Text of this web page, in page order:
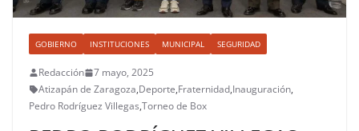
GOBIERNO INSTITUCIONES MUNICIPAL SEGURIDAD
Redacción
7 mayo, 2025
Atizapán de Zaragoza,Deporte,Fraternidad,Inauguración,
Pedro Rodríguez Villegas,Torneo de Box